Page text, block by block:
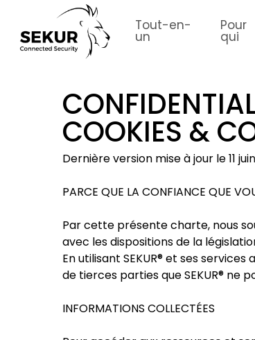
main
Tout-en-
un
Pour
qui
COOKIES &
Dernière version mise à jour le 11
PARCE QUE LA CONFIANCE QUE
Par cette présente charte, nous
avec les dispositions de la
En utilisant SEKUR® et ses
de tierces parties que SEKUR® ne
INFORMATIONS COLLECTÉES